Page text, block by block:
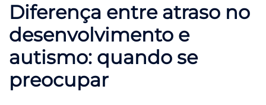
Diferença entre atraso no
desenvolvimento e
autismo: quando se
preocupar